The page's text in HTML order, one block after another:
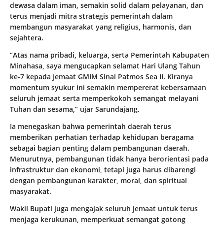
dewasa dalam iman, semakin solid dalam pelayanan, dan
terus menjadi mitra strategis pemerintah dalam
membangun masyarakat yang religius, harmonis, dan
sejahtera.
“Atas nama pribadi, keluarga, serta Pemerintah Kabupaten
Minahasa, saya mengucapkan selamat Hari Ulang Tahun
ke-7 kepada Jemaat GMIM Sinai Patmos Sea II. Kiranya
momentum syukur ini semakin mempererat kebersamaan
seluruh jemaat serta memperkokoh semangat melayani
Tuhan dan sesama,” ujar Sarundajang.
Ia menegaskan bahwa pemerintah daerah terus
memberikan perhatian terhadap kehidupan beragama
sebagai bagian penting dalam pembangunan daerah.
Menurutnya, pembangunan tidak hanya berorientasi pada
infrastruktur dan ekonomi, tetapi juga harus dibarengi
dengan pembangunan karakter, moral, dan spiritual
masyarakat.
Wakil Bupati juga mengajak seluruh jemaat untuk terus
menjaga kerukunan, memperkuat semangat gotong